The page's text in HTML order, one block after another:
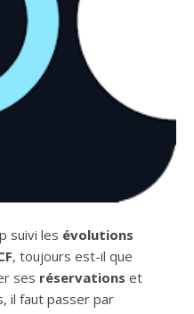
suivi les évolutions
, toujours est-il que
ses réservations et
il faut passer par